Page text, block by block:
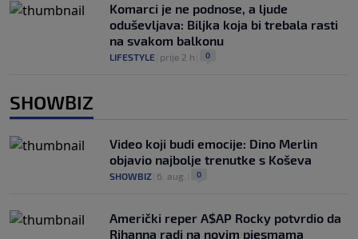
Komarci je ne podnose, a ljude
oduševljava: Biljka koja bi trebala rasti
na svakom balkonu
LIFESTYLE prije 2 h 0
SHOWBIZ
Video koji budi emocije: Dino Merlin
objavio najbolje trenutke s Koševa
SHOWBIZ 6. aug. 0
Američki reper A$AP Rocky potvrdio da
Rihanna radi na novim pjesmama